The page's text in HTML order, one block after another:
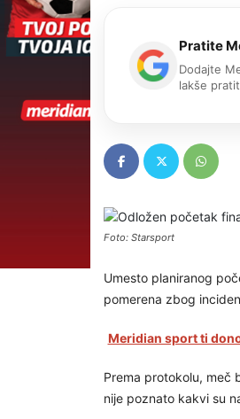
Pratite
Dodajte
lakše
Foto: Starsport
Umesto planiranog
pomerena zbog
Meridian sport ti
Prema protokolu, meč
nije poznato kakvi su